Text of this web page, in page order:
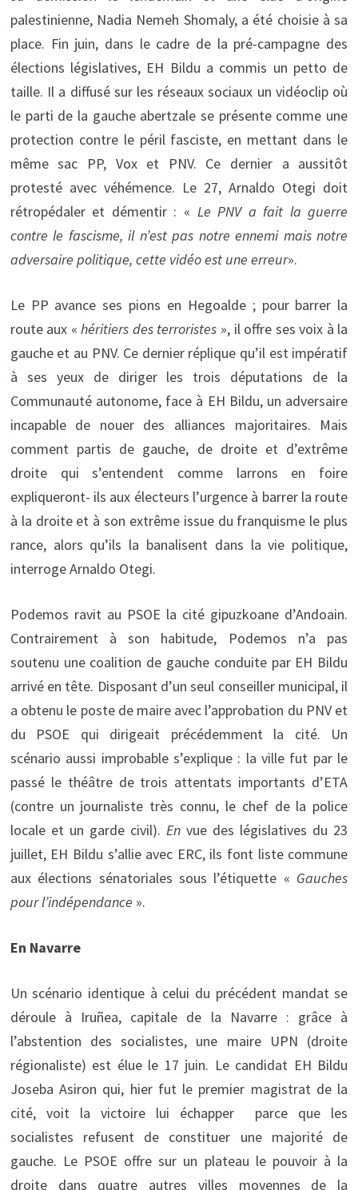
palestinienne, Nadia Nemeh Shomaly, a été choisie à sa
place. Fin juin, dans le cadre de la pré-campagne des
élections législatives, EH Bildu a commis un petto de
taille. Il a diffusé sur les réseaux sociaux un vidéoclip où
le parti de la gauche abertzale se présente comme une
protection contre le péril fasciste, en mettant dans le
même sac PP, Vox et PNV. Ce dernier a aussitôt
protesté avec véhémence. Le 27, Arnaldo Otegi doit
rétropédaler et démentir : « Le PNV a fait la guerre
contre le fascisme, il n’est pas notre ennemi mais notre
adversaire politique, cette vidéo est une erreur».
Le PP avance ses pions en Hegoalde ; pour barrer la
route aux «héritiers des terroristes », il offre ses voix à la
gauche et au PNV. Ce dernier réplique qu’il est impératif
à ses yeux de diriger les trois députations de la
Communauté autonome, face à EH Bildu, un adversaire
incapable de nouer des alliances majoritaires. Mais
comment partis de gauche, de droite et d’extrême
droite qui s’entendent comme larrons en foire
expliqueront- ils aux électeurs l’urgence à barrer la route
à la droite et à son extrême issue du franquisme le plus
rance, alors qu’ils la banalisent dans la vie politique,
interroge Arnaldo Otegi.
Podemos ravit au PSOE la cité gipuzkoane d’Andoain.
Contrairement à son habitude, Podemos n’a pas
soutenu une coalition de gauche conduite par EH Bildu
arrivé en tête. Disposant d’un seul conseiller municipal, il
a obtenu le poste de maire avec l’approbation du PNV et
du PSOE qui dirigeait précédemment la cité. Un
scénario aussi improbable s’explique : la ville fut par le
passé le théâtre de trois attentats importants d’ETA
(contre un journaliste très connu, le chef de la police
locale et un garde civil). En vue des législatives du 23
juillet, EH Bildu s’allie avec ERC, ils font liste commune
aux élections sénatoriales sous l’étiquette « Gauches
pour l’indépendance ».
En Navarre
Un scénario identique à celui du précédent mandat se
déroule à Iruñea, capitale de la Navarre : grâce à
l’abstention des socialistes, une maire UPN (droite
régionaliste) est élue le 17 juin. Le candidat EH Bildu
Joseba Asiron qui, hier fut le premier magistrat de la
cité, voit la victoire lui échapper parce que les
socialistes refusent de constituer une majorité de
gauche. Le PSOE offre sur un plateau le pouvoir à la
droite dans quatre autres villes moyennes de la